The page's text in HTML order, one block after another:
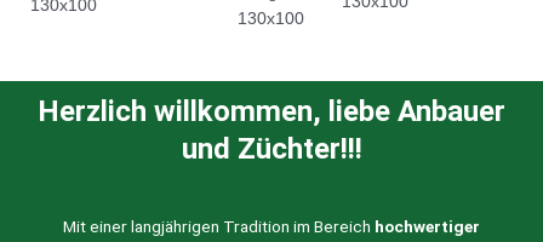
Herzlich willkommen, liebe Anbauer
und Züchter!!!
Mit einer langjährigen Tradition im Bereich hochwertiger